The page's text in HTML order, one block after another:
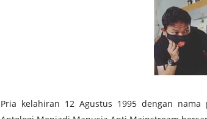
Pria kelahiran 12 Agustus 1995 dengan